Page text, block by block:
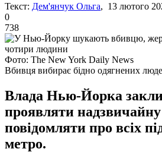
Текст: Дем'янчук Ольга, 13 лютого
0
738
Фото: The New York Daily News
Вбивця вибирає бідно одягнених
Влада Нью-Йорка
проявляти надзвичайну
повідомляти про всіх
метро.